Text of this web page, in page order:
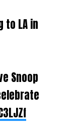
to LA in
Snoop